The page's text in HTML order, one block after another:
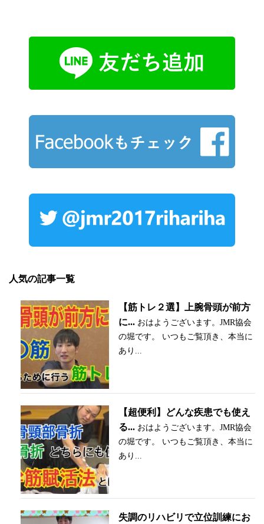
人気の記事一覧
【筋トレ２選】上腕骨頭が前方
に... おはようございます。JMR協会
の堀です。 いつもご覧頂き、本当に
あり...
【超便利】どんな疾患でも使え
る... おはようございます。JMR協会
の堀です。 いつもご覧頂き、本当に
あり...
失調のリハビリで立位訓練にお